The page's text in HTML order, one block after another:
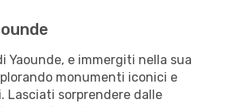
Yaounde, e immergiti nella sua
monumenti iconici e
Lasciati sorprendere dalle